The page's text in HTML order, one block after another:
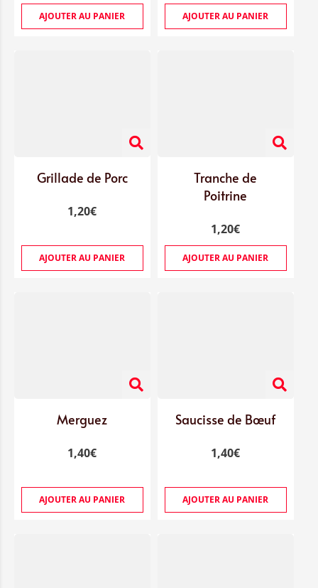
AJOUTER AU PANIER AJOUTER AU PANIER
Grillade de Porc
1,20€
AJOUTER AU PANIER
Tranche de
Poitrine
1,20€
AJOUTER AU PANIER
Merguez
1,40€
AJOUTER AU PANIER
Saucisse de Bœuf
1,40€
AJOUTER AU PANIER